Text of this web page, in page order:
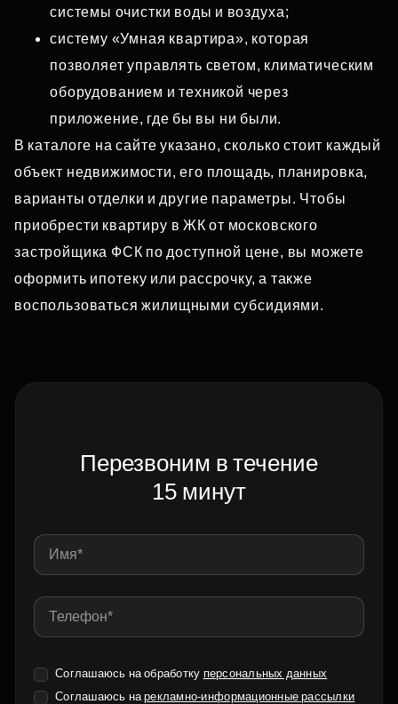
системы очистки воды и воздуха;
систему «Умная квартира», которая
позволяет управлять светом, климатическим
оборудованием и техникой через
приложение, где бы вы ни были.
В каталоге на сайте указано, сколько стоит каждый
объект недвижимости, его площадь, планировка,
варианты отделки и другие параметры. Чтобы
приобрести квартиру в ЖК от московского
застройщика ФСК по доступной цене, вы можете
оформить ипотеку или рассрочку, а также
воспользоваться жилищными субсидиями.
Перезвоним в течение
15 минут
Соглашаюсь на обработку персональных данных
Соглашаюсь нарекламно-информационные рассылки